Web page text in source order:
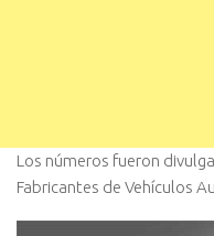
Los números fueron
Fabricantes de Vehículos